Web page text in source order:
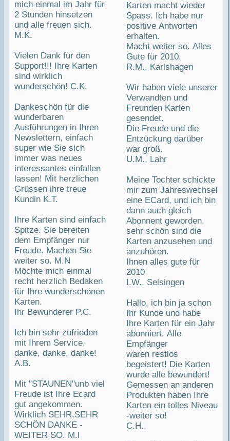
mich einmal im Jahr für
2 Stunden hinsetzen
und alle freuen sich.
M.K.
Vielen Dank für den
Support!!! Ihre Karten
sind wirklich
wunderschön! C.K.
Dankeschön für die
wunderbaren
Ausführungen in Ihren
Newslettern, einfach
super wie Sie sich
immer was neues
interessantes einfallen
lassen! Mit herzlichen
Grüssen ihre treue
Kundin K.T.
Ihre Karten sind einfach
Spitze. Sie bereiten
dem Empfänger nur
Freude. Machen Sie
weiter so. M.N
Möchte mich einmal
recht herzlich Bedaken
für Ihre wunderschönen
Karten.
Ihr Bewunderer P.C.
Ich bin sehr zufrieden
mit Ihrem Service,
danke, danke, danke!
A.B.
Mit "STAUNEN"unb viel
Freude ist Ihre Ecard
gut angekommen.
Wirklich SEHR,SEHR
SCHÖN DANKE -
WEITER SO. M.l
Karten macht wieder
Spass. Ich habe nur
positive Antworten
erhalten.
Macht weiter so. Alles
Gute für 2010.
R.M., Karlshagen
Wir haben viele unserer
Verwandten und
Freunden Karten
gesendet.
Die Freude und die
Entzückung darüber
war groß.
U.M., Lahr
Meine Tochter schickte
mir zum Jahreswechsel
eine ECard, und ich bin
dann auch gleich
Abonnent geworden,
sehr schön sind die
Karten anzusehen und
anzuhören.
Ihnen alles gute für
2010
I.W., Selsingen
Hallo, ich bin ja schon
Ihr Kunde und habe
Ihre Karten für ein Jahr
abonniert. Alle
Empfänger
waren restlos
begeistert! Die Karten
wurde alle bewundert!
Gemessen an anderen
Produkten haben Ihre
Karten ein tolles Niveau
-weiter so!
C.H.,